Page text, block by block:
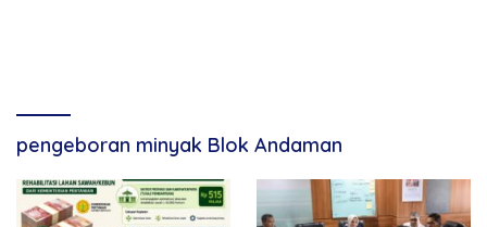
pengeboran minyak Blok Andaman